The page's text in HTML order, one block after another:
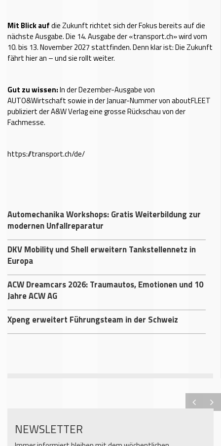
Mit Blick aufdie Zukunft richtet sich der Fokus bereits auf die
nächste Ausgabe. Die 14. Ausgabe der «transport.ch» wird vom
10. bis 13. November 2027 stattfinden. Denn klar ist: Die Zukunft
fährt hier an – und sie rollt weiter.
Gut zu wissen:In der Dezember-Ausgabe von
AUTO&Wirtschaft sowie in der Januar-Nummer von aboutFLEET
publiziert der A&W Verlag eine grosse Rückschau von der
Fachmesse.
https://transport.ch/de/
Automechanika Workshops: Gratis Weiterbildung zur
modernen Unfallreparatur
DKV Mobility und Shell erweitern Tankstellennetz in
Europa
ACW Dreamcars 2026: Traumautos, Emotionen und 10
Jahre ACW AG
Xpeng erweitert Führungsteam in der Schweiz
NEWSLETTER